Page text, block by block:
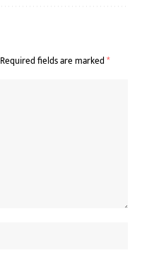
Required fields are marked*